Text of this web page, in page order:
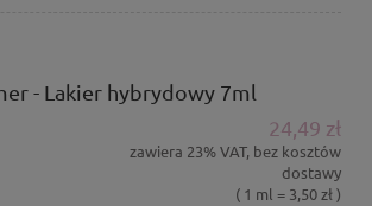
- Lakier hybrydowy 7ml
24,49 zł
zawiera 23% VAT, bez kosztów
dostawy
( 1 ml = 3,50 zł )